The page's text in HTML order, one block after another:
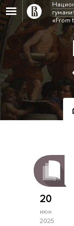
«From
20
июн
2025